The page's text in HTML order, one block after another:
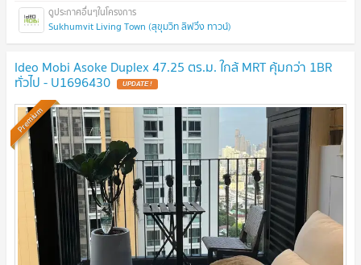
Sukhumvit Living Town (สุขุมวิท ลิฟวิ่ง ทาวน์)
Ideo Mobi Asoke Duplex 47.25 ตร.ม. ใกล้ MRT คุ้มกว่า 1BR
ทั่วไป - U1696430 UPDATE !
Premium